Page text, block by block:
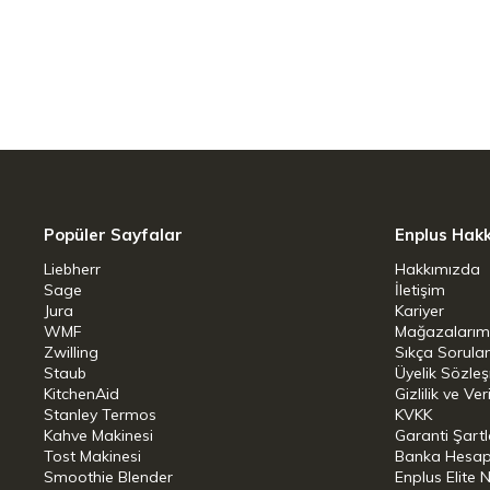
kaydırılabiliyor. Alçaltılabilir sağ
Yıkama programının sonunda
Fanın ek desteğiyle sıcak, nemli hava
bulaşıklar gibi zorlu bulaşıklar bile
Brilliant GlassCare ile bardaklarınız
Popüler Sayfalar
Liebherr
Sage
Jura
WMF
Zwilling
Staub
KitchenAid
Stanley Termos
Kahve Makinesi
Tost Makinesi
Smoothie Blender
Enplus
Hakkımızda
İletişim
Kariyer
Sıkça
Üyelik
Gizlilik ve
KVKK
Garanti
Banka
Enplus Elite